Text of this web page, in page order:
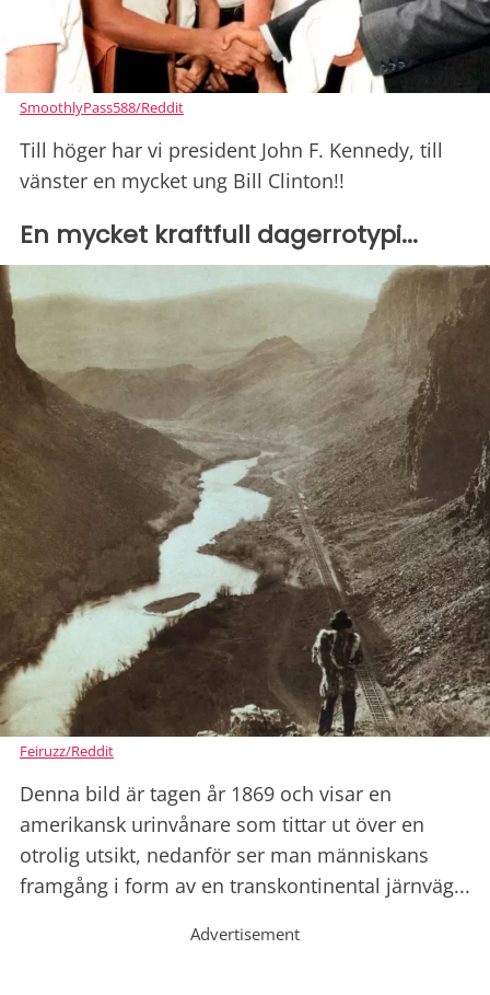
SmoothlyPass588/Reddit
Till höger har vi president John F. Kennedy, till
vänster en mycket ung Bill Clinton!!
En mycket kraftfull dagerrotypi...
Feiruzz/Reddit
Denna bild är tagen år 1869 och visar en
amerikansk urinvånare som tittar ut över en
otrolig utsikt, nedanför ser man människans
framgång i form av en transkontinental järnväg...
Advertisement